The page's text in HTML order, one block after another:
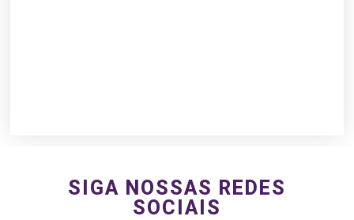
SIGA NOSSAS REDES
SOCIAIS